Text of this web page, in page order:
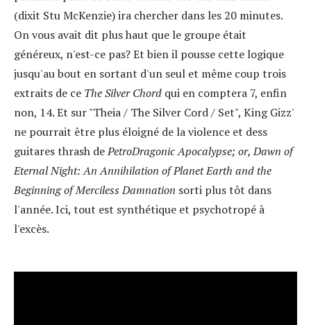
(dixit Stu McKenzie) ira chercher dans les 20 minutes.
On vous avait dit plus haut que le groupe était
généreux, n'est-ce pas? Et bien il pousse cette logique
jusqu'au bout en sortant d'un seul et même coup trois
extraits de ce The Silver Chord qui en comptera 7, enfin
non, 14. Et sur "Theia / The Silver Cord / Set", King Gizz'
ne pourrait être plus éloigné de la violence et dess
guitares thrash dePetroDragonic Apocalypse; or, Dawn of
Eternal Night: An Annihilation of Planet Earth and the
Beginning of Merciless Damnation sorti plus tôt dans
l'année. Ici, tout est synthétique et psychotropé à
l'excès.